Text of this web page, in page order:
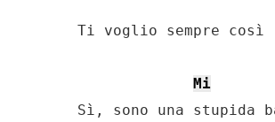
Ti voglio sempre così
Mi